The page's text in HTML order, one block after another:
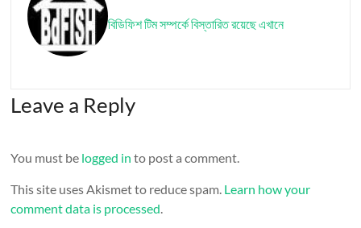
বিডিফিশ টিম সম্পর্কে বিস্তারিত রয়েছে এখানে
Leave a Reply
You must be logged in to post a comment.
This site uses Akismet to reduce spam. Learn how your
comment data is processed.